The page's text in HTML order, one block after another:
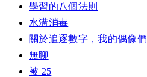
學習的八個法則
水溝消毒
關於追逐數字，我的偶像
無聊
被 25